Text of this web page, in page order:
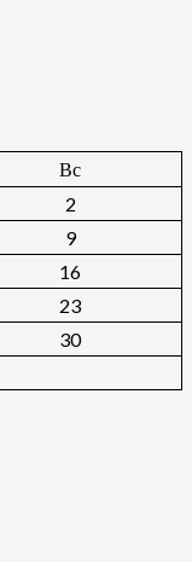
Вс
2
9
16
23
30